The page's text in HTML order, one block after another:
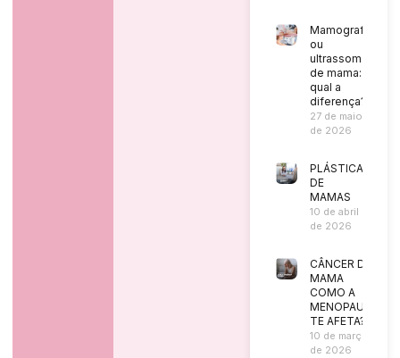
Mamografia
ou
ultrassom
de mama:
qual a
diferença?
27 de maio
de 2026
PLÁSTICA
DE
MAMAS
10 de abril
de 2026
CÂNCER DE
MAMA
COMO A
MENOPAUSA
TE AFETA?
10 de março
de 2026